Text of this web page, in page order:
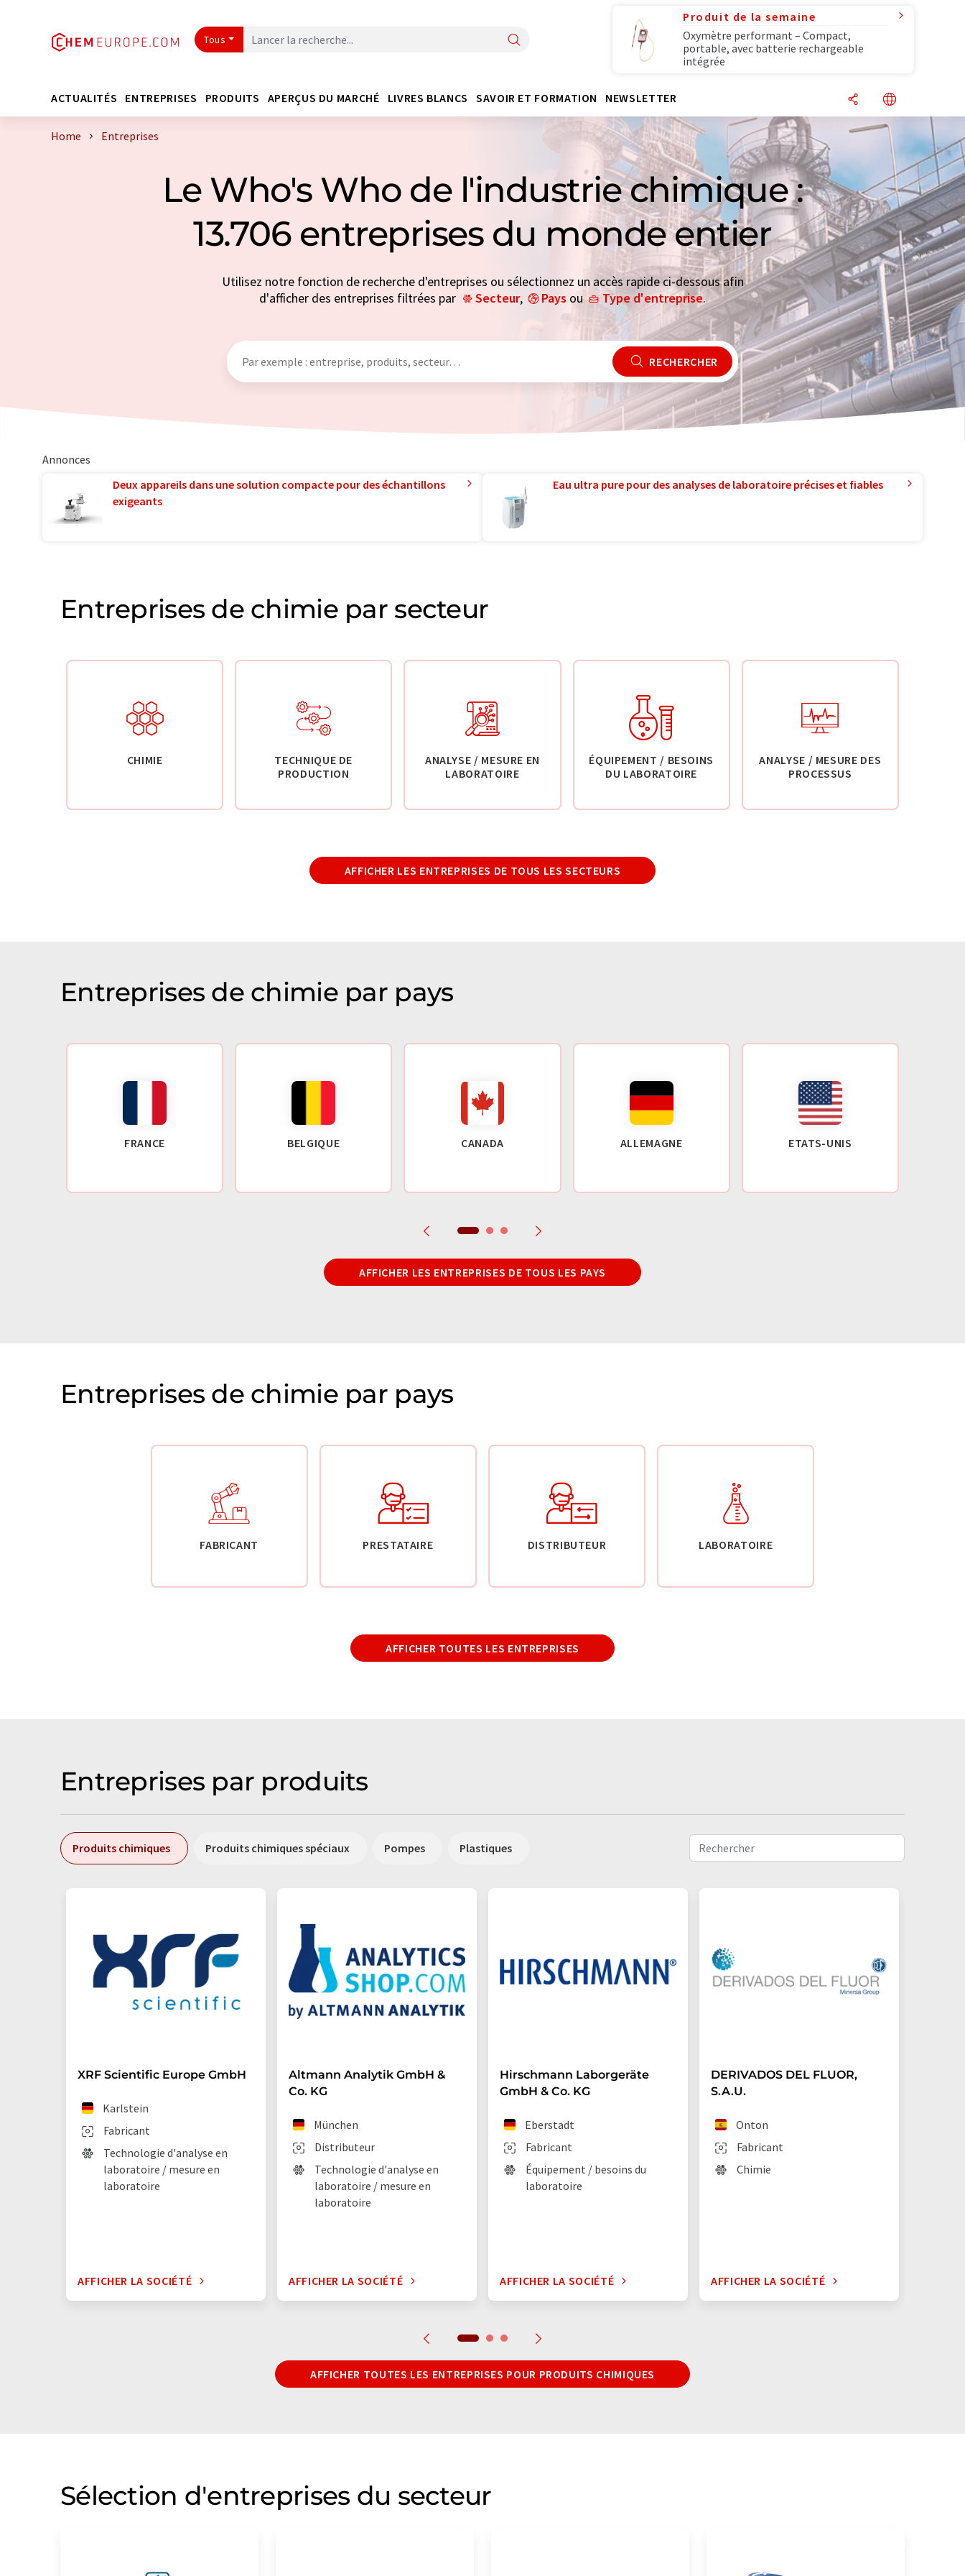
Tous
Produit de la semaine
Oxymètre performant – Compact,
portable, avec batterie rechargeable
intégrée
ACTUALITÉS ENTREPRISES PRODUITS APERÇUS DU MARCHÉ LIVRES BLANCS SAVOIR ET FORMATION NEWSLETTER
Home Entreprises
Le Who's Who de l'industrie chimique :
13.706 entreprises du monde entier
Utilisez notre fonction de recherche d'entreprises ou sélectionnez un accès rapide ci-dessous afin
d'afficher des entreprises filtrées par
Secteur, Pays ou Type d'entreprise.
RECHERCHER
Annonces
Deux appareils dans une solution compacte pour des échantillons
exigeants
Eau ultra pure pour des analyses de laboratoire précises et fiables
Entreprises de chimie par secteur
CHIMIE
TECHNIQUE DE
PRODUCTION
ANALYSE / MESURE EN
LABORATOIRE
ÉQUIPEMENT / BESOINS
DU LABORATOIRE
ANALYSE / MESURE DES
PROCESSUS
AFFICHER LES ENTREPRISES DE TOUS LES SECTEURS
Entreprises de chimie par pays
FRANCE BELGIQUE CANADA ALLEMAGNE ETATS-UNIS
AFFICHER LES ENTREPRISES DE TOUS LES PAYS
Entreprises de chimie par pays
FABRICANT PRESTATAIRE DISTRIBUTEUR LABORATOIRE
AFFICHER TOUTES LES ENTREPRISES
Entreprises par produits
Produits chimiques Produits chimiques spéciaux Pompes Plastiques
XRF Scientific Europe GmbH
Fabricant
Karlstein
Technologie d'analyse en
laboratoire / mesure en
laboratoire
AFFICHER LA SOCIÉTÉ
Altmann Analytik GmbH &
Co. KG
Distributeur
München
Technologie d'analyse en
laboratoire / mesure en
laboratoire
AFFICHER LA SOCIÉTÉ
Hirschmann Laborgeräte
GmbH & Co. KG
Fabricant
Eberstadt
Équipement / besoins du
laboratoire
AFFICHER LA SOCIÉTÉ
DERIVADOS DEL FLUOR,
S.A.U.
Fabricant
Onton
Chimie
AFFICHER LA SOCIÉTÉ
AFFICHER TOUTES LES ENTREPRISES POUR PRODUITS CHIMIQUES
Sélection d'entreprises du secteur